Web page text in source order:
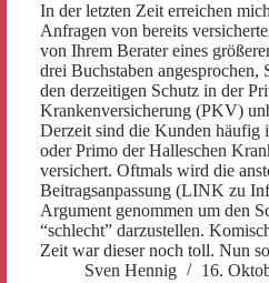
In der letzten Zeit erreichen
Anfragen von bereits
von Ihrem Berater eines
drei Buchstaben angesprochen,
den derzeitigen Schutz in der
Krankenversicherung (PKV)
Derzeit sind die Kunden häufig
oder Primo der Halleschen
versichert. Oftmals wird die
Beitragsanpassung (LINK zu
Argument genommen um den
“schlecht” darzustellen.
Zeit war dieser noch toll. Nun
Sven Hennig
16.